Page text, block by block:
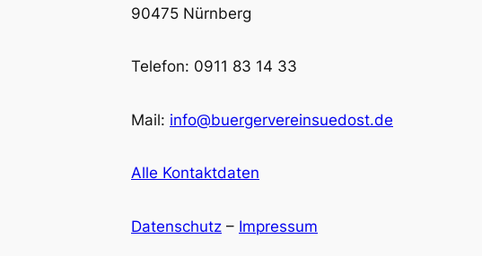
90475 Nürnberg
Telefon: 0911 83 14 33
Mail: info@buergervereinsuedost.de
Alle Kontaktdaten
Datenschutz – Impressum